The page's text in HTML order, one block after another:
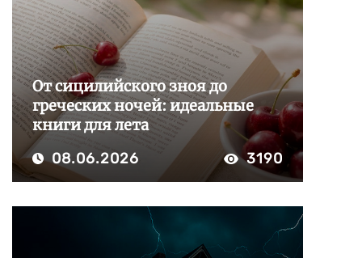
От сицилийского зноя до
греческих ночей: идеальные
книги для лета
08.06.2026 3190